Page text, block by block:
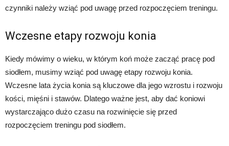
czynniki należy wziąć pod uwagę przed rozpoczęciem treningu.
Wczesne etapy rozwoju konia
Kiedy mówimy o wieku, w którym koń może zacząć pracę pod
siodłem, musimy wziąć pod uwagę etapy rozwoju konia.
Wczesne lata życia konia są kluczowe dla jego wzrostu i rozwoju
kości, mięśni i stawów. Dlatego ważne jest, aby dać koniowi
wystarczająco dużo czasu na rozwinięcie się przed
rozpoczęciem treningu pod siodłem.